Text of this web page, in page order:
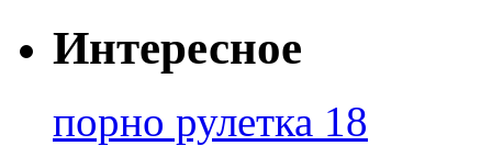
Интересное
порно рулетка 18